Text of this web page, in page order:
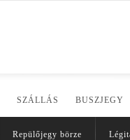
SZÁLLÁS BUSZJEGY
Repülőjegy börze